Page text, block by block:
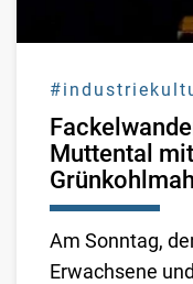
Muttental
Am Sonntag,
Erwachsene